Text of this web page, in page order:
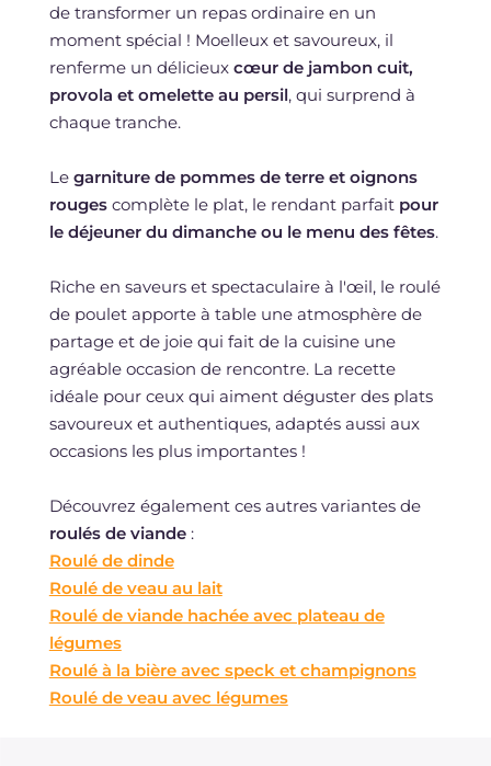
de transformer un repas ordinaire en un
moment spécial ! Moelleux et savoureux, il
renferme un délicieux cœur de jambon cuit,
provola et omelette au persil, qui surprend à
chaque tranche.
Le garniture de pommes de terre et oignons
rougescomplète le plat, le rendant parfait pour
le déjeuner du dimanche ou le menu des fêtes.
Riche en saveurs et spectaculaire à l'œil, le roulé
de poulet apporte à table une atmosphère de
partage et de joie qui fait de la cuisine une
agréable occasion de rencontre. La recette
idéale pour ceux qui aiment déguster des plats
savoureux et authentiques, adaptés aussi aux
occasions les plus importantes !
Découvrez également ces autres variantes de
roulés de viande:
Roulé de dinde
Roulé de veau au lait
Roulé de viande hachée avec plateau de
légumes
Roulé à la bière avec speck et champignons
Roulé de veau avec légumes